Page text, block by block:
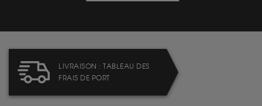
LIVRAISON : TABLEAU DES
FRAIS DE PORT